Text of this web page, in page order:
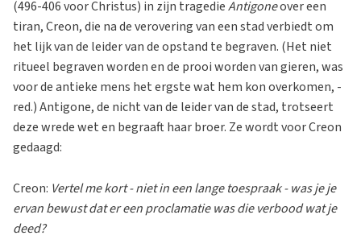
(496-406 voor Christus) in zijn tragedieAntigoneover een
tiran, Creon, die na de verovering van een stad verbiedt om
het lijk van de leider van de opstand te begraven. (Het niet
ritueel begraven worden en de prooi worden van gieren, was
voor de antieke mens het ergste wat hem kon overkomen, -
red.) Antigone, de nicht van de leider van de stad, trotseert
deze wrede wet en begraaft haar broer. Ze wordt voor Creon
gedaagd:
Creon: Vertel me kort - niet in een lange toespraak - was je je
ervan bewust dat er een proclamatie was die verbood wat je
deed?